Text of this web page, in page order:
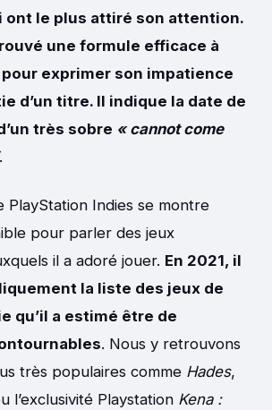
ont le plus attiré son attention.
une formule efficace à
exprimer son impatience
d’un titre. Il indique la date de
très sobre « cannot come
.
PlayStation Indies se montre
pour parler des jeux
il a adoré jouer. En 2021, il
la liste des jeux de
qu’il a estimé être de
. Nous y retrouvons
très populaires comme Hades,
l’exclusivité Playstation Kena :